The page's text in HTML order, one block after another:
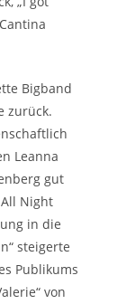
Bigband
zurück.
Leanna
gut
Night
in die
steigerte
Publikums
von